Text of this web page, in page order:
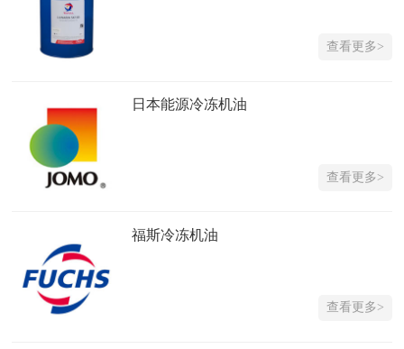
查看更多>
日本能源冷冻机油
查看更多>
福斯冷冻机油
查看更多>